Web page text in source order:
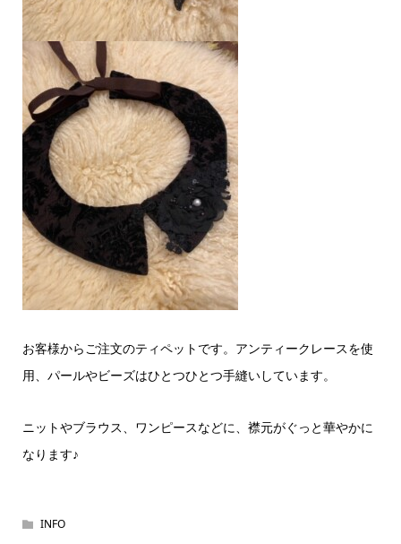
お客様からご注文のティペットです。アンティークレースを使
用、パールやビーズはひとつひとつ手縫いしています。
ニットやブラウス、ワンピースなどに、襟元がぐっと華やかに
なります♪
INFO